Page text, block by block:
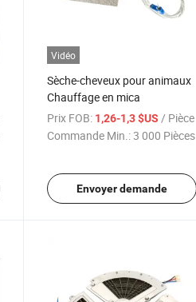
Vidéo
Sèche-cheveux pour animaux
Chauffage en mica
Prix FOB: 1,26-1,3 $US / Pièce
Commande Min.:3 000 Pièces
Envoyer demande